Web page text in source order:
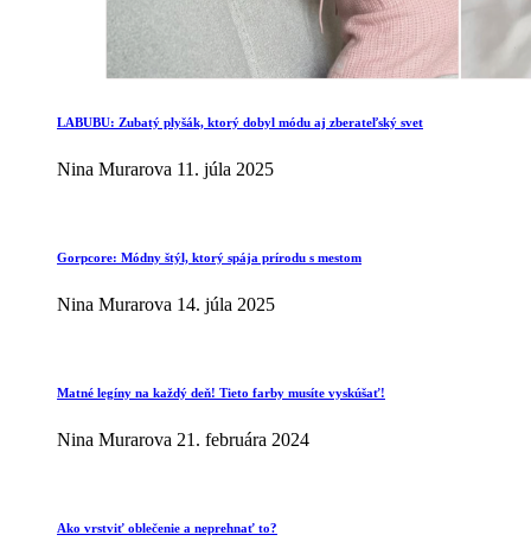
LABUBU: Zubatý plyšák, ktorý dobyl módu aj zberateľský svet
Nina Murarova 11. júla 2025
Gorpcore: Módny štýl, ktorý spája prírodu s mestom
Nina Murarova 14. júla 2025
Matné legíny na každý deň! Tieto farby musíte vyskúšať!
Nina Murarova 21. februára 2024
Ako vrstviť oblečenie a neprehnať to?